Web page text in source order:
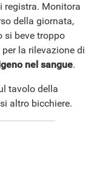
registra. Monitora
della giornata,
si beve troppo
la rilevazione di
nel sangue.
tavolo della
altro bicchiere.